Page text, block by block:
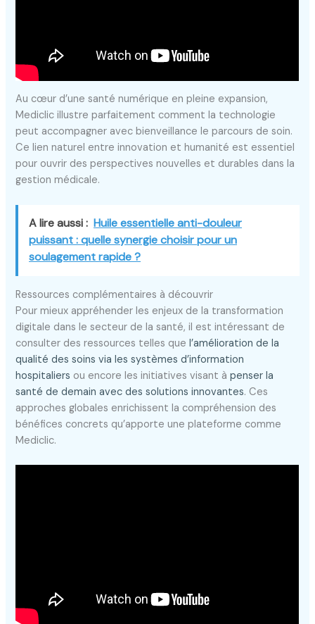
Au cœur d’une santé numérique en pleine expansion,
Mediclic illustre parfaitement comment la technologie
peut accompagner avec bienveillance le parcours de soin.
Ce lien naturel entre innovation et humanité est essentiel
pour ouvrir des perspectives nouvelles et durables dans la
gestion médicale.
A lire aussi : Huile essentielle anti-douleur
puissant : quelle synergie choisir pour un
soulagement rapide ?
Ressources complémentaires à découvrir
Pour mieux appréhender les enjeux de la transformation
digitale dans le secteur de la santé, il est intéressant de
consulter des ressources telles quel’amélioration de la
qualité des soins via les systèmes d’information
hospitaliers ou encore les initiatives visant àpenser la
santé de demain avec des solutions innovantes. Ces
approches globales enrichissent la compréhension des
bénéfices concrets qu’apporte une plateforme comme
Mediclic.